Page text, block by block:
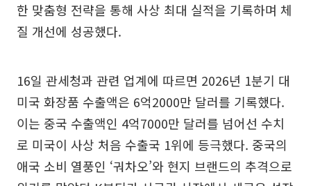
한 맞춤형 전략을 통해 사상 최대 실적을 기록하며 체
질 개선에 성공했다.
16일 관세청과 관련 업계에 따르면 2026년 1분기 대
미국 화장품 수출액은 6억2000만 달러를 기록했다.
이는 중국 수출액인 4억7000만 달러를 넘어선 수치
로 미국이 사상 처음 수출국 1위에 등극했다. 중국의
애국 소비 열풍인 ‘궈차오’와 현지 브랜드의 추격으로